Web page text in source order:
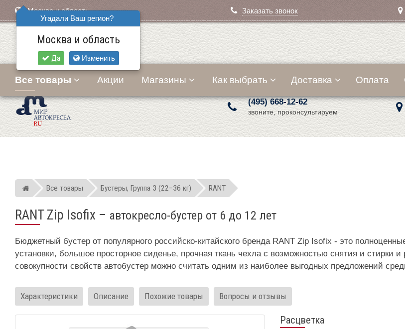
Москва и область
Угадали Ваш регион?
Москва и область
Да Изменить
Заказать звонок
(495) 668-12-62
звоните, проконсультируем
Все товары Акции Магазины Как выбрать Доставка Оплата
Мир детских автокресел
Все товары Бустеры, Группа 3 (22–36 кг) RANT
RANT Zip Isofix – автокресло-бустер от 6 до 12 лет
Бюджетный бустер от популярного российско-китайского бренда RANT Zip Isofix - это
установки, большое просторное сиденье, прочная ткань чехла с возможностью снятия и стирки
совокупности свойств автобустер можно считать одним из наиболее выгодных предложений
Характеристики Описание Похожие товары Вопросы и отзывы
Расцветка